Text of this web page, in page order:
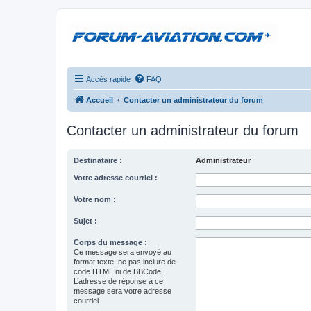
Accès rapide FAQ
Accueil Contacter un administrateur du forum
Contacter un administrateur du forum
Destinataire : Administrateur
Votre adresse courriel :
Votre nom :
Sujet :
Corps du message :
Ce message sera envoyé au
format texte, ne pas inclure de
code HTML ni de BBCode.
L’adresse de réponse à ce
message sera votre adresse
courriel.